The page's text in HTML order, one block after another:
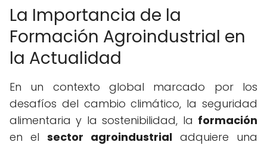
La Importancia de la
Formación Agroindustrial en
la Actualidad
En un contexto global marcado por los
desafíos del cambio climático, la seguridad
alimentaria y la sostenibilidad, la formación
en el sector agroindustrial adquiere una